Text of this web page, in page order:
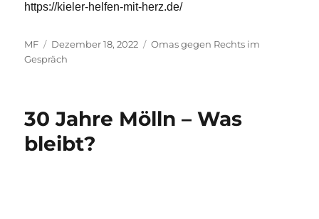
https://kieler-helfen-mit-herz.de/
Autor
MF
Veröffentlicht
am
Dezember 18, 2022 Kategorien
Omas gegen Rechts im
Gespräch
30 Jahre Mölln – Was
bleibt?